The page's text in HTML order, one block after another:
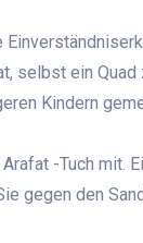
selbst ein
Kindern
-Tuch mit.
gegen den